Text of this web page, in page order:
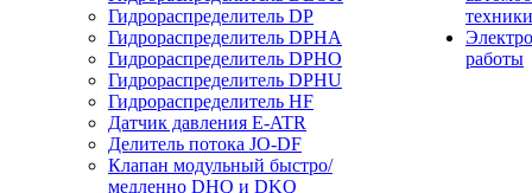
Гидрораспределитель DP
Гидрораспределитель DPHA
Гидрораспределитель DPHO
Гидрораспределитель DPHU
Гидрораспределитель HF
Датчик давления E-ATR
Делитель потока JO-DF
Клапан модульный быстро/
медленно DHQ и DKQ
техники
работы